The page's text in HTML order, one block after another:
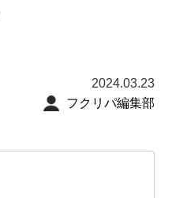
2024.03.23
フクリパ編集部